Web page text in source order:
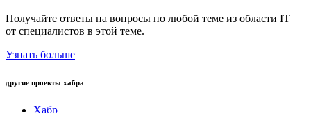
Получайте ответы на вопросы по любой теме из области IT
от специалистов в этой теме.
Узнать больше
другие проекты хабра
Хабр